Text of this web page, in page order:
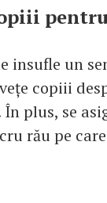
insufle un
copiii
plus, se
rău pe